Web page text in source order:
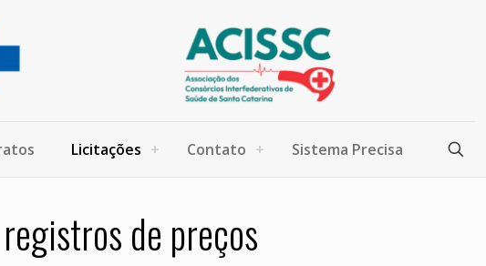
Licitações Contato Sistema Precisa
de preços